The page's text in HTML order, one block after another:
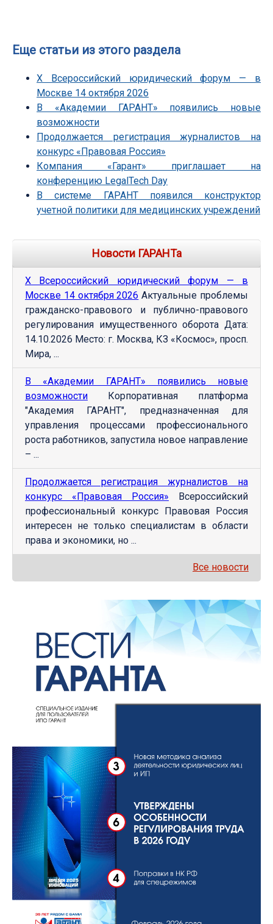
Еще статьи из этого раздела
Х Всероссийский юридический форум — в
Москве 14 октября 2026
В «Академии ГАРАНТ» появились новые
возможности
Продолжается регистрация журналистов на
конкурс «Правовая Россия»
Компания «Гарант» приглашает на
конференцию LegalTech Day
В системе ГАРАНТ появился конструктор
учетной политики для медицинских учреждений
Новости ГАРАНТа
Х Всероссийский юридический форум — в
Москве 14 октября 2026 Актуальные проблемы
гражданско-правового и публично-правового
регулирования имущественного оборота Дата:
14.10.2026 Место: г. Москва, КЗ «Космос», просп.
Мира, ...
В «Академии ГАРАНТ» появились новые
возможности Корпоративная платформа
"Академия ГАРАНТ", предназначенная для
управления процессами профессионального
роста работников, запустила новое направление
– ...
Продолжается регистрация журналистов на
конкурс «Правовая Россия» Всероссийский
профессиональный конкурс Правовая Россия
интересен не только специалистам в области
права и экономики, но ...
Все новости